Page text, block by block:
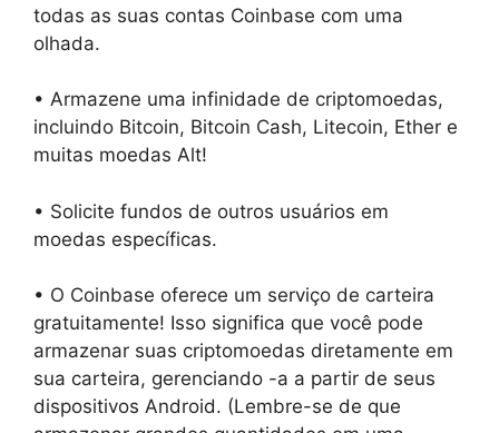
todas as suas contas Coinbase com uma
olhada.
• Armazene uma infinidade de criptomoedas,
incluindo Bitcoin, Bitcoin Cash, Litecoin, Ether e
muitas moedas Alt!
• Solicite fundos de outros usuários em
moedas específicas.
• O Coinbase oferece um serviço de carteira
gratuitamente! Isso significa que você pode
armazenar suas criptomoedas diretamente em
sua carteira, gerenciando -a a partir de seus
dispositivos Android. (Lembre-se de que